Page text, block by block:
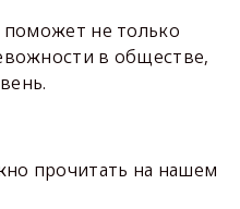
не только
в обществе,
прочитать на нашем